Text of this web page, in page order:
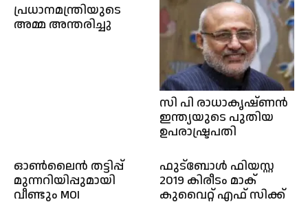
പ്രധാനമന്ത്രിയുടെ
അമ്മ അന്തരിച്ചു
സി പി രാധാകൃഷ്ണൻ
ഇന്ത്യയുടെ പുതിയ
ഉപരാഷ്ട്രപതി
ഓൺലൈൻ തട്ടിപ്പ്
മുന്നറിയിപ്പുമായി
വീണ്ടും MOI
ഫുട്ബോൾ ഫിയസ്റ്റ
2019 കിരീടം മാക്
കുവൈറ്റ് എഫ് സിക്ക്